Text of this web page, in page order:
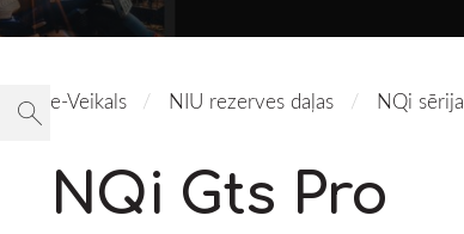
e-Veikals NIU rezerves daļas NQi sērija
NQi Gts Pro